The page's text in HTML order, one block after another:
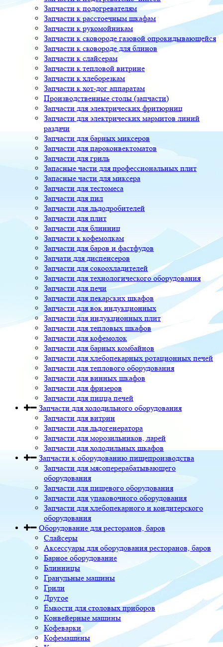
Запчасти к подогревателям
Запчасти к расстоечным шкафам
Запчасти к рукомойникам
Запчасти к сковороде газовой опрокидывающейся
Запчасти к сковороде для блинов
Запчасти к слайсерам
Запчасти к тепловой витрине
Запчасти к хлеборезкам
Запчасти к хот-дог аппаратам
Производственные столы (запчасти)
Запчасти для электрических фритюрниц
Запчасти для электрических мармитов линий
раздачи
Запчасти для барных миксеров
Запчасти для пароконвектоматов
Запчасти для гриль
Запасные части для профессиональных плит
Запасные части для миксера
Запчасти для тестомеса
Запчасти для пил
Запчасти для льдодробителей
Запчасти для плит
Запчасти для блинниц
Запчасти к кофемолкам
Запчасти для баров и фастфудов
Запчати для диспенсеров
Запчасти для сокоохладителей
Запчасти для технологического оборудования
Запчасти для печи
Запчасти для пекарских шкафов
Запчасти для вок индукционных
Запчасти для индукционных плит
Запчасти для тепловых шкафов
Запчасти для кофемолок
Запчасти для барных комбайнов
Запчасти для хлебопекарных ротационных печей
Запчасти для теплового оборудования
Запчасти для винных шкафов
Запчасти для фризеров
Запчасти для пицца печей
Запчасти для холодильного оборудования
Запчасти для витрин
Запчасти для льдогенератора
Запчасти для морозильников, ларей
Запчасти для холодильных шкафов
Запчасти к оборудованию пищепроизводства
Запчасти для мясоперерабатывающего
оборудования
Запчасти для пищевого оборудования
Запчасти для упаковочного оборудования
Запчасти для хлебопекарного и кондитерского
оборудования
Оборудование для ресторанов, баров
Слайсеры
Аксессуары для оборудования ресторанов, баров
Барное оборудование
Блинницы
Гранульные машины
Грили
Другое
Ёмкости для столовых приборов
Конвейерные машины
Кофеварки
Кофемашины